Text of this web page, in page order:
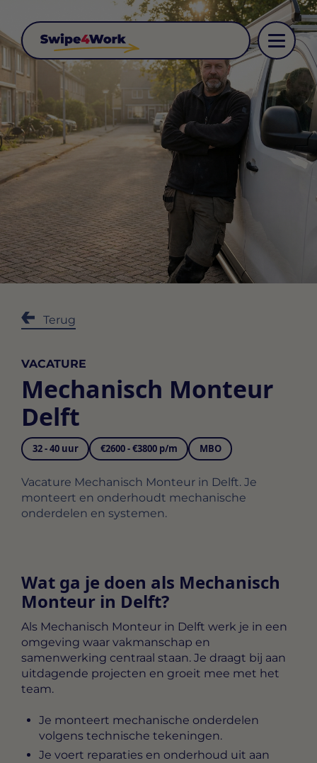
Terug
VACATURE
Mechanisch Monteur
Delft
32 - 40 uur €2600 - €3800 p/m MBO
Vacature Mechanisch Monteur in Delft. Je
monteert en onderhoudt mechanische
onderdelen en systemen.
Wat ga je doen als Mechanisch
Monteur in Delft?
Als Mechanisch Monteur in Delft werk je in een
omgeving waar vakmanschap en
samenwerking centraal staan. Je draagt bij aan
uitdagende projecten en groeit mee met het
team.
Je monteert mechanische onderdelen
volgens technische tekeningen.
Je voert reparaties en onderhoud uit aan